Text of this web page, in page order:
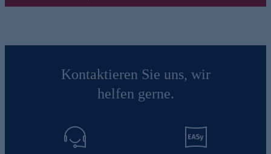
Kontaktieren Sie uns, wir
helfen gerne.